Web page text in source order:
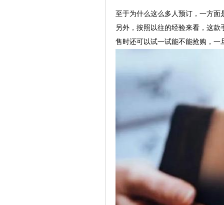
至于为什么这么多人预订，一方
另外，按照以往的经验来看，这
售时还可以试一试能不能抢购，一